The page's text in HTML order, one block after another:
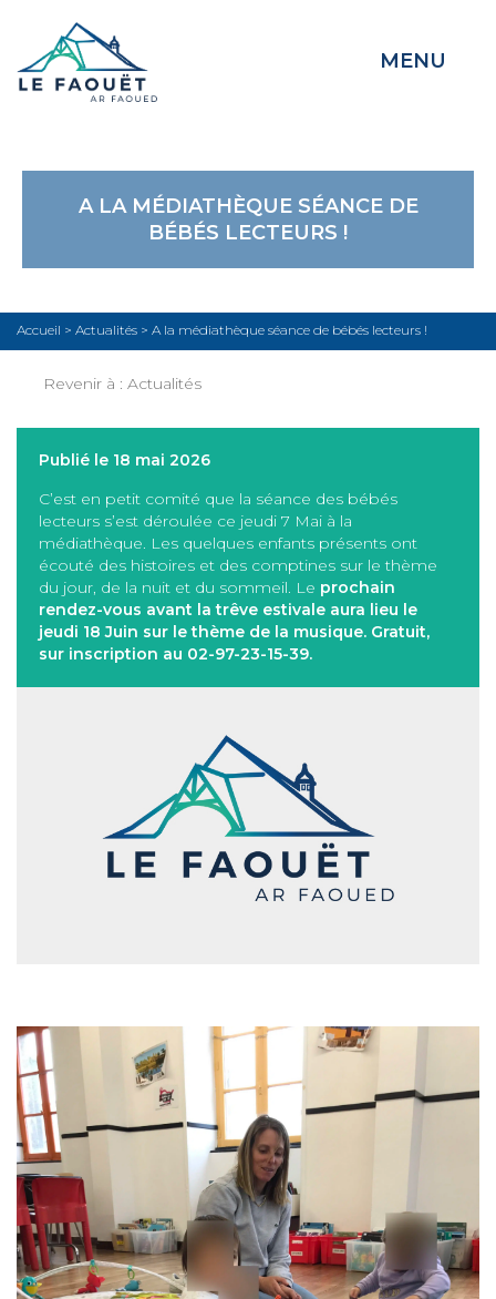
MENU
A LA MÉDIATHÈQUE SÉANCE DE
BÉBÉS LECTEURS !
Accueil > Actualités > A la médiathèque séance de bébés lecteurs !
Revenir à : Actualités
Publié le 18 mai 2026
C’est en petit comité que la séance des bébés
lecteurs s’est déroulée ce jeudi 7 Mai à la
médiathèque. Les quelques enfants présents ont
écouté des histoires et des comptines sur le thème
du jour, de la nuit et du sommeil. Le prochain
rendez-vous avant la trêve estivale aura lieu le
jeudi 18 Juin sur le thème de la musique. Gratuit,
sur inscription au 02-97-23-15-39.